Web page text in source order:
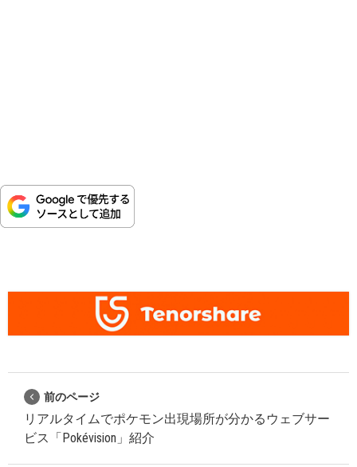
前のページ
リアルタイムでポケモン出現場所が分かるウェブサー
ビス「Pokévision」紹介